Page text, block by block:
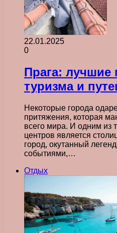
22.01.2025
0
Прага: лучшие
туризма и
Некоторые города
притяжения, которая
всего мира. И одним из
центров является
город, окутанный
событиями,…
Отдых